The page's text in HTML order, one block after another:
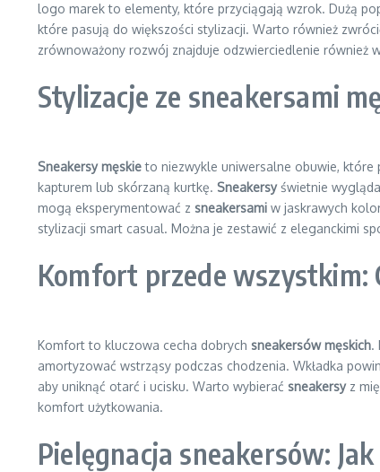
logo marek to elementy, które przyciągają wzrok. Dużą
które pasują do większości stylizacji. Warto również
zrównoważony rozwój znajduje odzwierciedlenie również
Stylizacje ze sneakersami
Sneakersy męskieto niezwykle uniwersalne obuwie, które
kapturem lub skórzaną kurtkę. Sneakersyświetnie
mogą eksperymentować z sneakersami w jaskrawych
stylizacji smart casual. Można je zestawić z eleganckimi
Komfort przede wszystkim:
Komfort to kluczowa cecha dobrych sneakersów męskich.
amortyzować wstrząsy podczas chodzenia. Wkładka
aby uniknąć otarć i ucisku. Warto wybierać sneakersyz
komfort użytkowania.
Pielęgnacja sneakersów: